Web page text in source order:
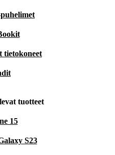
tietokoneet
tuotteet
15
S23